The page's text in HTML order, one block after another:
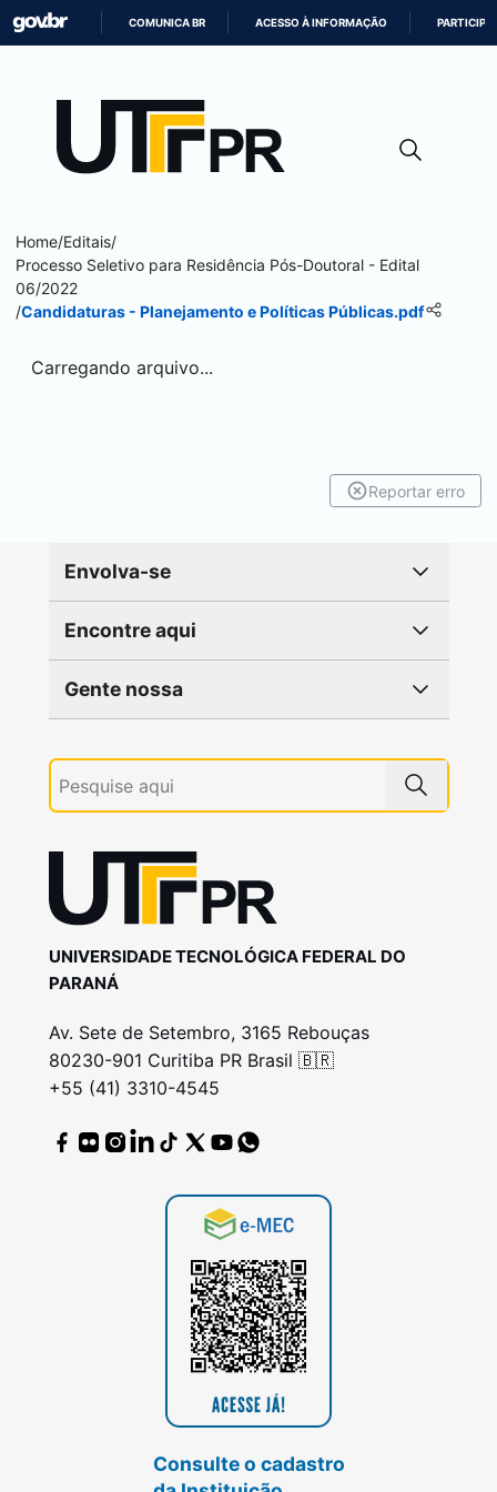
CONTEÚDO
COMUNICA BR ACESSO À INFORMAÇÃO PARTICIPE
Home/Editais/
Processo Seletivo para Residência Pós-Doutoral - Edital
06/2022
/Candidaturas - Planejamento e Políticas Públicas.pdf
Carregando arquivo...
Reportar erro
Envolva-se
Encontre aqui
Gente nossa
UNIVERSIDADE TECNOLÓGICA FEDERAL DO
PARANÁ
Av. Sete de Setembro, 3165 Rebouças
80230-901 Curitiba PR Brasil 🇧🇷
+55 (41) 3310-4545
Consulte o cadastro